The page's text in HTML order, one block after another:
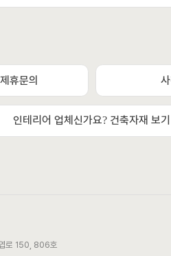
휴문의
인테리어 업체신가요? 건축자재 보기
로 150, 806호
평일 / 주말 / 공휴일
카카오